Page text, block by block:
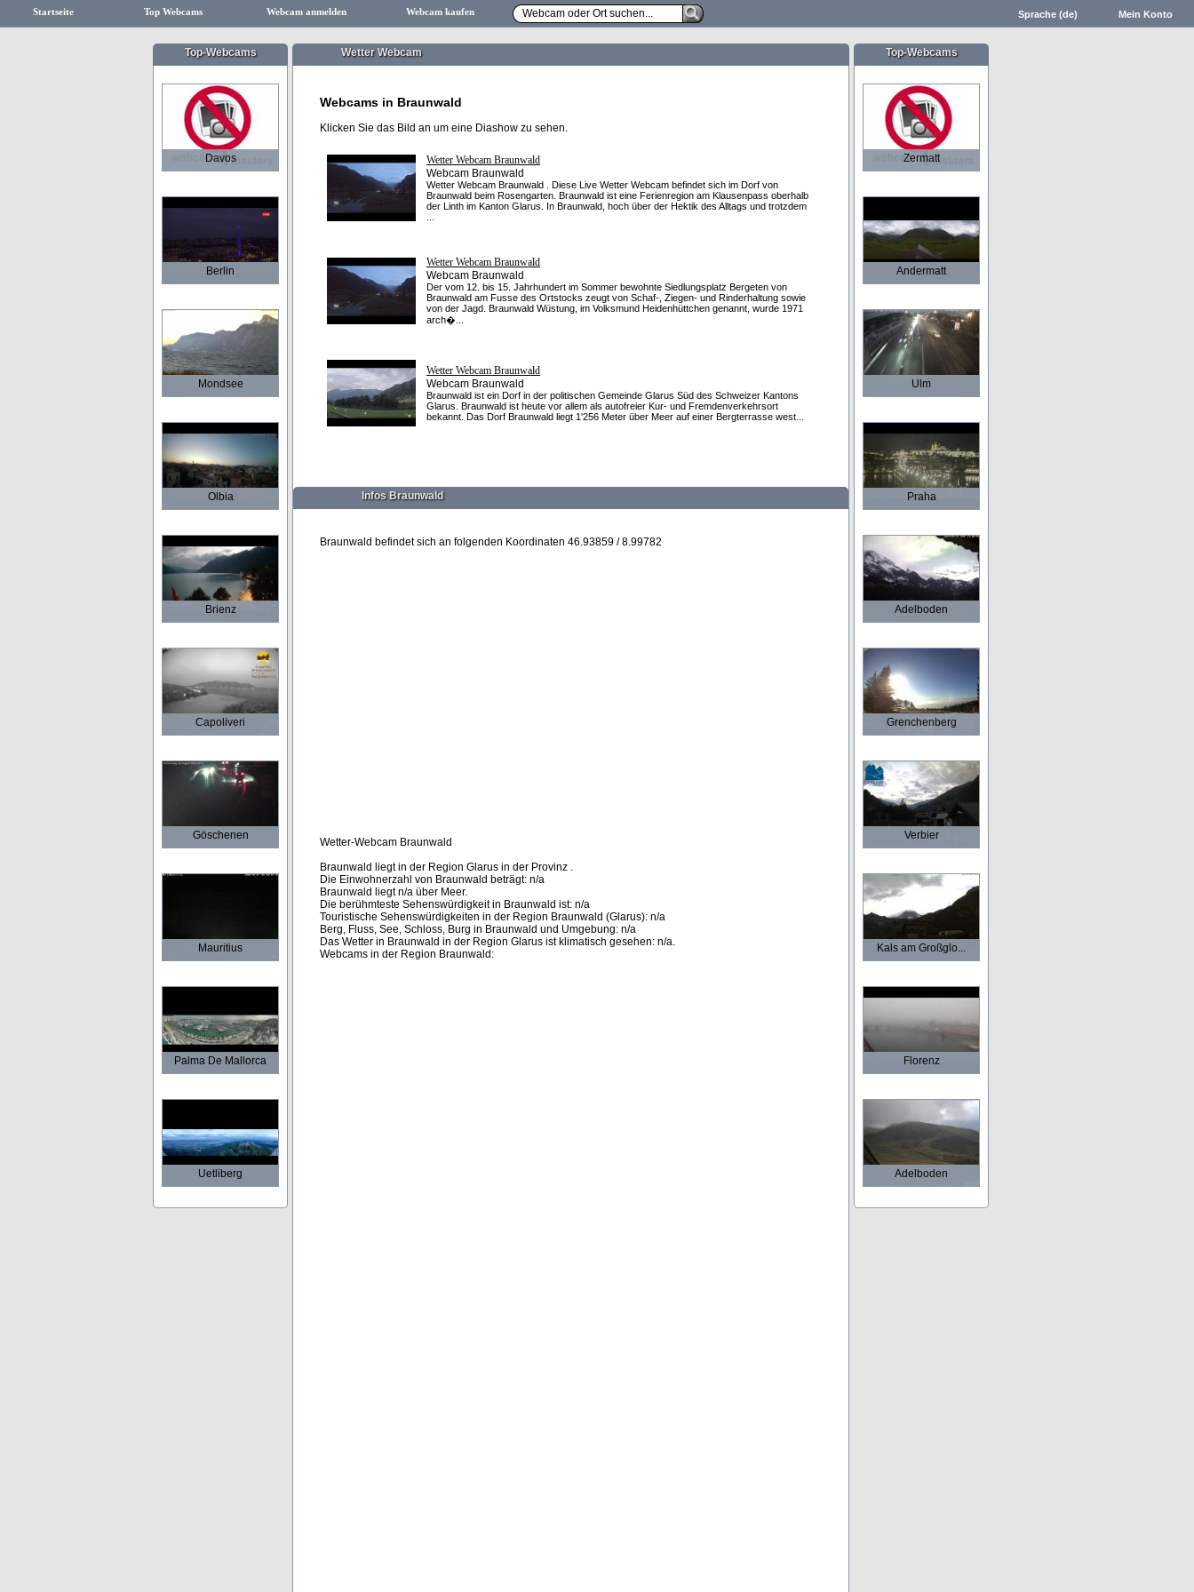
Startseite Top Webcams Webcam anmelden Webcam kaufen Mein Konto
Sprache (de)
Top-Webcams
Davos
Berlin
Mondsee
Olbia
Brienz
Capoliveri
Göschenen
Mauritius
Palma De Mallorca
Uetliberg
Wetter Webcam
Webcams in Braunwald
Klicken Sie das Bild an um eine Diashow zu sehen.
Wetter Webcam Braunwald
Webcam Braunwald
Wetter Webcam Braunwald . Diese Live Wetter Webcam befindet sich im Dorf von
Braunwald beim Rosengarten. Braunwald ist eine Ferienregion am Klausenpass oberhalb
der Linth im Kanton Glarus. In Braunwald, hoch über der Hektik des Alltags und trotzdem
Wetter Webcam Braunwald
Webcam Braunwald
Der vom 12. bis 15. Jahrhundert im Sommer bewohnte Siedlungsplatz Bergeten von
Braunwald am Fusse des Ortstocks zeugt von Schaf-, Ziegen- und Rinderhaltung sowie
von der Jagd. Braunwald Wüstung, im Volksmund Heidenhüttchen genannt, wurde 1971
arch�...
Wetter Webcam Braunwald
Webcam Braunwald
Braunwald ist ein Dorf in der politischen Gemeinde Glarus Süd des Schweizer Kantons
Glarus. Braunwald ist heute vor allem als autofreier Kur- und Fremdenverkehrsort
bekannt. Das Dorf Braunwald liegt 1'256 Meter über Meer auf einer Bergterrasse west...
Infos Braunwald
Braunwald befindet sich an folgenden Koordinaten 46.93859 / 8.99782
Wetter-Webcam Braunwald
Braunwald liegt in der Region Glarus in der Provinz .
Die Einwohnerzahl von Braunwald beträgt: n/a
Braunwald liegt n/a über Meer.
Die berühmteste Sehenswürdigkeit in Braunwald ist: n/a
Touristische Sehenswürdigkeiten in der Region Braunwald (Glarus): n/a
Berg, Fluss, See, Schloss, Burg in Braunwald und Umgebung: n/a
Das Wetter in Braunwald in der Region Glarus ist klimatisch gesehen: n/a.
Webcams in der Region Braunwald:
Top-Webcams
Zermatt
Andermatt
Ulm
Praha
Adelboden
Grenchenberg
Verbier
Kals am Großglo...
Florenz
Adelboden